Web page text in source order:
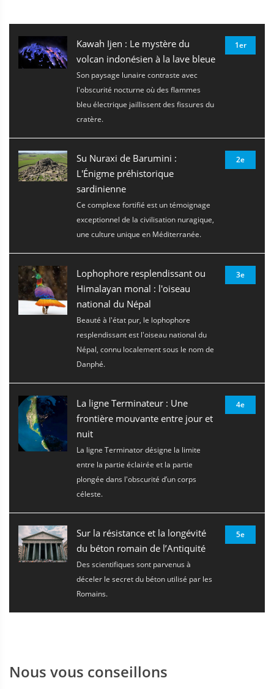
Kawah Ijen : Le mystère du
volcan indonésien à la lave bleue
Son paysage lunaire contraste avec
l'obscurité nocturne où des flammes
bleu électrique jaillissent des fissures du
cratère.
1er
Su Nuraxi de Barumini :
L'Énigme préhistorique
sardinienne
Ce complexe fortifié est un témoignage
exceptionnel de la civilisation nuragique,
une culture unique en Méditerranée.
2e
Lophophore resplendissant ou
Himalayan monal : l'oiseau
national du Népal
Beauté à l'état pur, le lophophore
resplendissant est l'oiseau national du
Népal, connu localement sous le nom de
Danphé.
3e
La ligne Terminateur : Une
frontière mouvante entre jour et
nuit
La ligne Terminator désigne la limite
entre la partie éclairée et la partie
plongée dans l'obscurité d’un corps
céleste.
4e
Sur la résistance et la longévité
du béton romain de l’Antiquité
Des scientifiques sont parvenus à
déceler le secret du béton utilisé par les
Romains.
5e
Nous vous conseillons